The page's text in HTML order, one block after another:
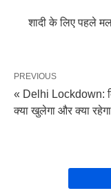
शादी के लिए पहले
PREVIOUS
« Delhi Lockdown:
क्या खुलेगा और क्या